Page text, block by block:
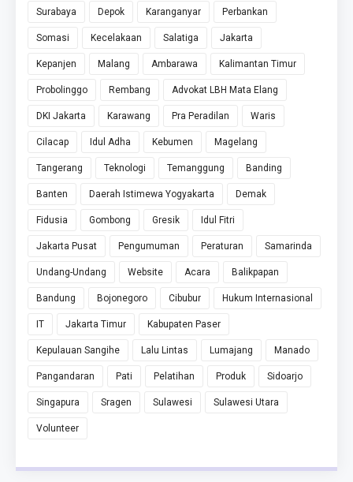
Surabaya Depok Karanganyar Perbankan
Somasi Kecelakaan Salatiga Jakarta
Kepanjen Malang Ambarawa Kalimantan Timur
Probolinggo Rembang Advokat LBH Mata Elang
DKI Jakarta Karawang Pra Peradilan Waris
Cilacap Idul Adha Kebumen Magelang
Tangerang Teknologi Temanggung Banding
Banten Daerah Istimewa Yogyakarta Demak
Fidusia Gombong Gresik Idul Fitri
Jakarta Pusat Pengumuman Peraturan Samarinda
Undang-Undang Website Acara Balikpapan
Bandung Bojonegoro Cibubur Hukum Internasional
IT Jakarta Timur Kabupaten Paser
Kepulauan Sangihe Lalu Lintas Lumajang Manado
Pangandaran Pati Pelatihan Produk Sidoarjo
Singapura Sragen Sulawesi Sulawesi Utara
Volunteer